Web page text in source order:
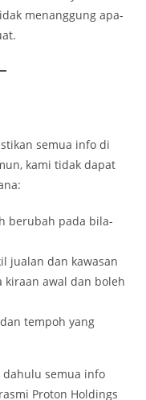
menanggung apa-
semua info di
kami tidak dapat
berubah pada bila-
jualan dan kawasan
kiraan awal dan boleh
tempoh yang
dahulu semua info
Proton Holdings